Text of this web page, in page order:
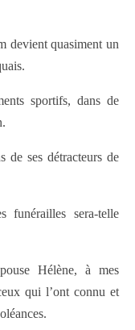
devient quasiment un
sportifs, dans de
de ses détracteurs de
funérailles sera­-t­elle
Hélène, à mes
qui l’ont connu et